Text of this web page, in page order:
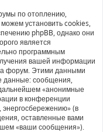
по отоплению,
установить cookies,
phpBB, однако они
является
программным
вашей информации
форум. Этими данными
данные: сообщения,
«анонимные
в конференции
(в
оставленные вами
«ваши сообщения»).